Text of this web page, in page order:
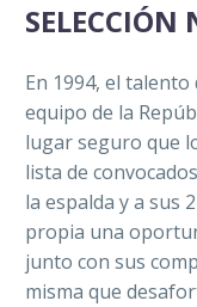
En 1994, el
equipo de la
lugar seguro que
lista de
la espalda y a sus
propia una
junto con sus
misma que